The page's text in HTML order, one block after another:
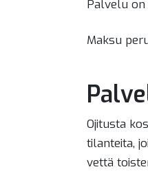
Palvelu
Maksu
Ojitusta
tilanteita,
vettä